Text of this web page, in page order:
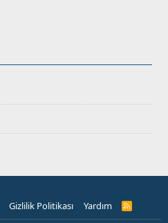
Gizlilik Politikası Yardım
R